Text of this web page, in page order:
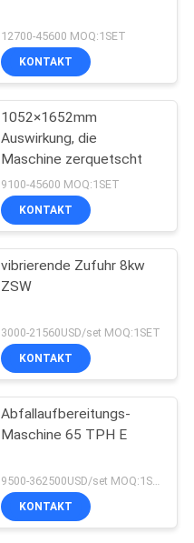
12700-45600 MOQ:1SET
KONTAKT
1052×1652mm
Auswirkung, die
Maschine zerquetscht
9100-45600 MOQ:1SET
KONTAKT
vibrierende Zufuhr 8kw
ZSW
3000-21560USD/set MOQ:1SET
KONTAKT
Abfallaufbereitungs-
Maschine 65 TPH E
KONTAKT